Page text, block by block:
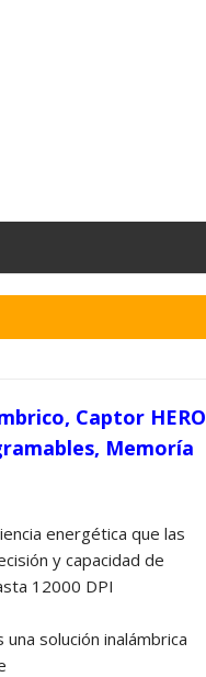
Captor HERO
Memoría
energética que las
y capacidad de
12000 DPI
solución inalámbrica